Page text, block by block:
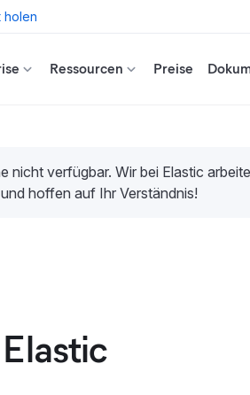
holen
Ressourcen Preise
nicht verfügbar. Wir bei Elastic
hoffen auf Ihr Verständnis!